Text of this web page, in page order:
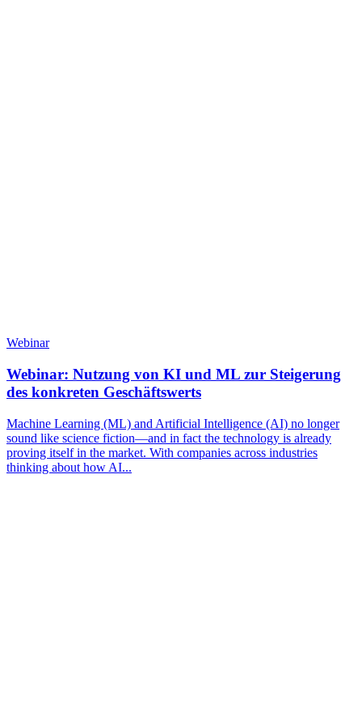
Webinar
Webinar: Nutzung von KI und ML zur Steigerung
des konkreten Geschäftswerts
Machine Learning (ML) and Artificial Intelligence (AI) no longer
sound like science fiction—and in fact the technology is already
proving itself in the market. With companies across industries
thinking about how AI...